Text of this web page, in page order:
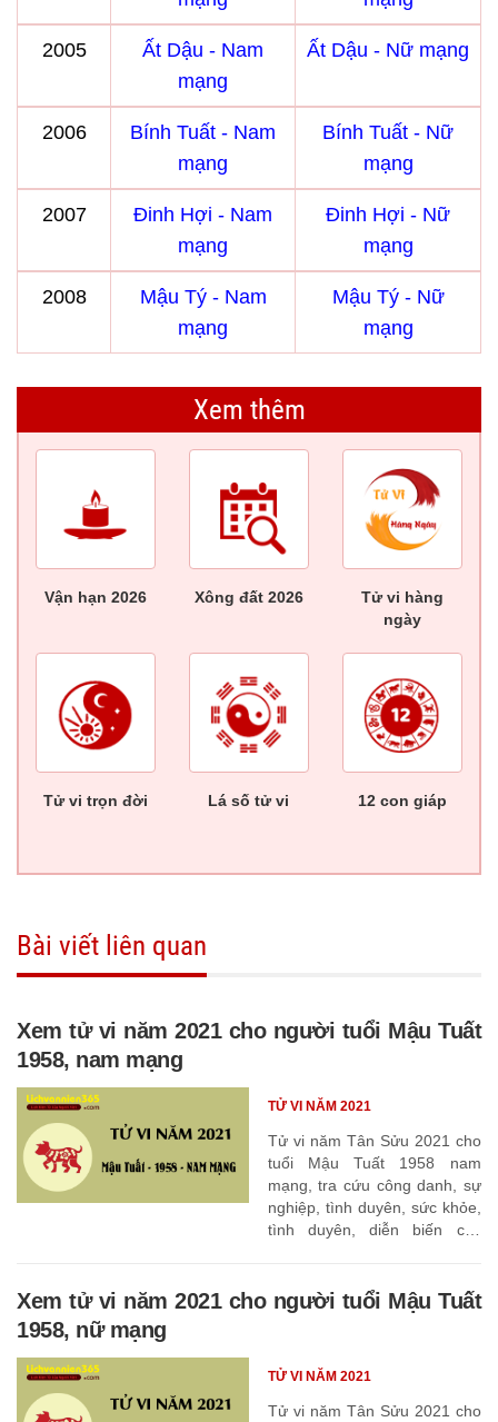
2005
Ất Dậu - Nam
mạng
Ất Dậu - Nữ mạng
2006
Bính Tuất - Nam
mạng
Bính Tuất - Nữ
mạng
2007
Đinh Hợi - Nam
mạng
Đinh Hợi - Nữ
mạng
2008
Mậu Tý - Nam
mạng
Mậu Tý - Nữ
mạng
Xem thêm
Vận hạn 2026 Xông đất 2026
Tử vi hàng
ngày
Tử vi trọn đời Lá số tử vi 12 con giáp
Bài viết liên quan
Xem tử vi năm 2021 cho người tuổi Mậu Tuất
1958, nam mạng
Tử vi năm Tân Sửu 2021 cho
tuổi Mậu Tuất 1958 nam
mạng, tra cứu công danh, sự
nghiệp, tình duyên, sức khỏe,
tình duyên, diễn biến các
TỬ VI NĂM 2021
Xem tử vi năm 2021 cho người tuổi Mậu Tuất
1958, nữ mạng
Tử vi năm Tân Sửu 2021 cho
TỬ VI NĂM 2021